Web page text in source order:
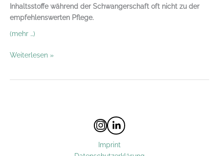
Inhaltsstoffe während der Schwangerschaft oft nicht zu der
empfehlenswerten Pflege.
(mehr …)
Schwangerschaft
Weiterlesen »
Instagram
LinkedIn
Imprint